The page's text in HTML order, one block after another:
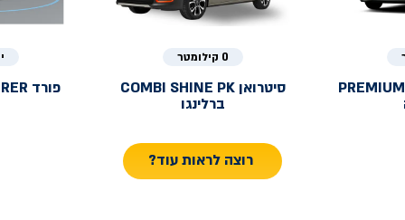
0 קילומטר
סיטרואן COMBI SHINE PK
ברלינגו
פורד
רוצה לראות עוד?